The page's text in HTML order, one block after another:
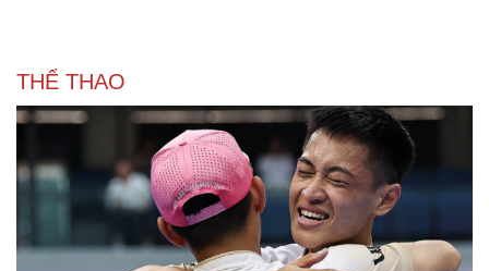
THỂ THAO